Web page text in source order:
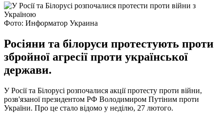
Фото: Информатор Украина
Росіяни та білоруси протестують проти
збройної агресії проти української
держави.
У Росії та Білорусі розпочалися акції протесту проти війни,
розв'язаної президентом РФ Володимиром Путіним проти
України. Про це стало відомо у неділю, 27 лютого.